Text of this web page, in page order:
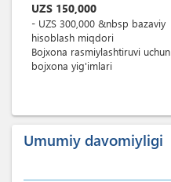
UZS 150,000
- UZS 300,000 &nbsp bazaviy
hisoblash miqdori
Bojxona rasmiylashtiruvi uchun
bojxona yig'imlari
Umumiy davomiyligi